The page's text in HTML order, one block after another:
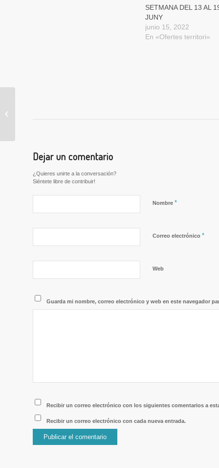
SETMANA DEL 13 AL
JUNY
junio 15, 2022
En «Ofertes territori»
Dejar un comentario
¿Quieres unirte a la conversación?
Siéntete libre de contribuir!
Nombre *
Correo electrónico *
Web
Guarda mi nombre, correo electrónico y web en este navegador
Recibir un correo electrónico con los siguientes comentarios a
Recibir un correo electrónico con cada nueva entrada.